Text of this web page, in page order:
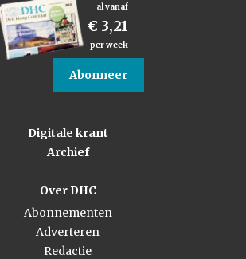
al vanaf
€ 3,21
per week
Abonneer
Digitale krant
Archief
Over DHC
Abonnementen
Adverteren
Redactie